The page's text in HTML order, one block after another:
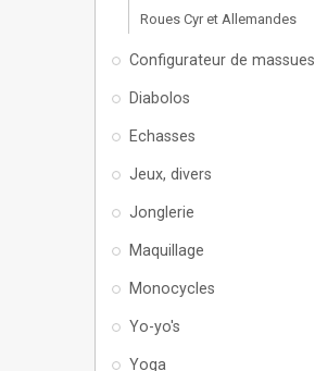
Roues Cyr et Allemandes
Configurateur de massues
Diabolos
Echasses
Jeux, divers
Jonglerie
Maquillage
Monocycles
Yo-yo's
Yoga